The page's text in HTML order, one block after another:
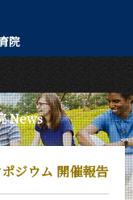
院
News
ジウム 開催報告
English